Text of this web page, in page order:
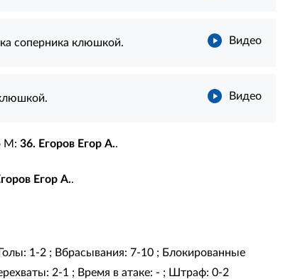
Видео
соперника клюшкой.
Видео
М: 36. Егоров Егор А..
Егор А..
1-2 ; Вбрасывания: 7-10 ; Блокированные
2-1 ; Время в атаке: - ; Штраф: 0-2